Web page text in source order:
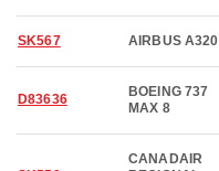
SK567 AIRBUS A320
D83636
BOEING 737
MAX 8
CANADAIR